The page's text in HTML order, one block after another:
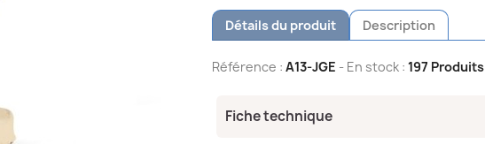
Détails du produit Description
Référence : A13-JGE - En stock : 197 Produits
Fiche technique